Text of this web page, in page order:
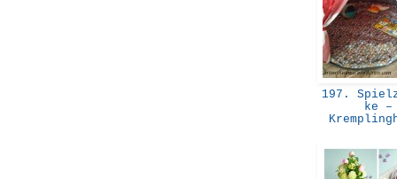
197.
ke –